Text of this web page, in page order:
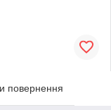
повернення